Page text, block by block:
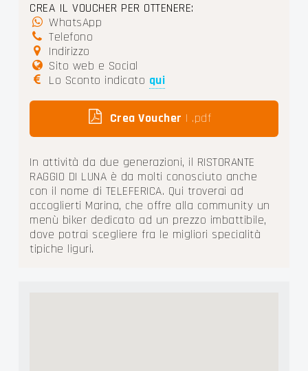
CREA IL VOUCHER PER OTTENERE:
WhatsApp
Telefono
Indirizzo
Sito web e Social
Lo Sconto indicato qui
Crea Voucher | .pdf
In attività da due generazioni, il RISTORANTE
RAGGIO DI LUNA è da molti conosciuto anche
con il nome di TELEFERICA. Qui troverai ad
accoglierti Marina, che offre alla community un
menù biker dedicato ad un prezzo imbattibile,
dove potrai scegliere fra le migliori specialità
tipiche liguri.